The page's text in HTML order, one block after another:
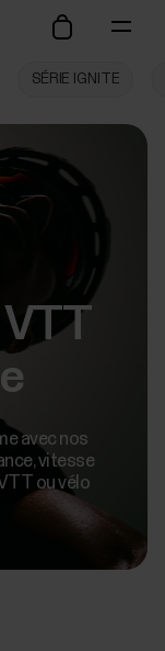
SÉRIE IGNITE
VTT
avec nos
vitesse
ou vélo